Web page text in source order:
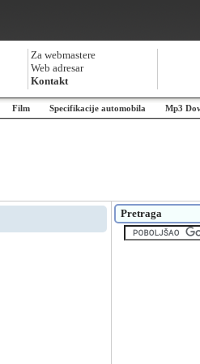
Za webmastere
Web adresar
Kontakt
Film Specifikacije automobila Mp3
Pretraga